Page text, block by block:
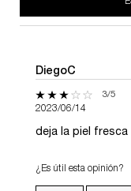
DiegoC
3 de 5 estrellas.3/5
2023/06/14
deja la piel fresca
¿Es útil esta opinión?